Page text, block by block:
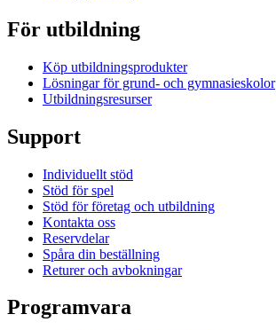
För utbildning
Köp utbildningsprodukter
Lösningar för grund- och gymnasieskolor
Utbildningsresurser
Support
Individuellt stöd
Stöd för spel
Stöd för företag och utbildning
Kontakta oss
Reservdelar
Spåra din beställning
Returer och avbokningar
Programvara